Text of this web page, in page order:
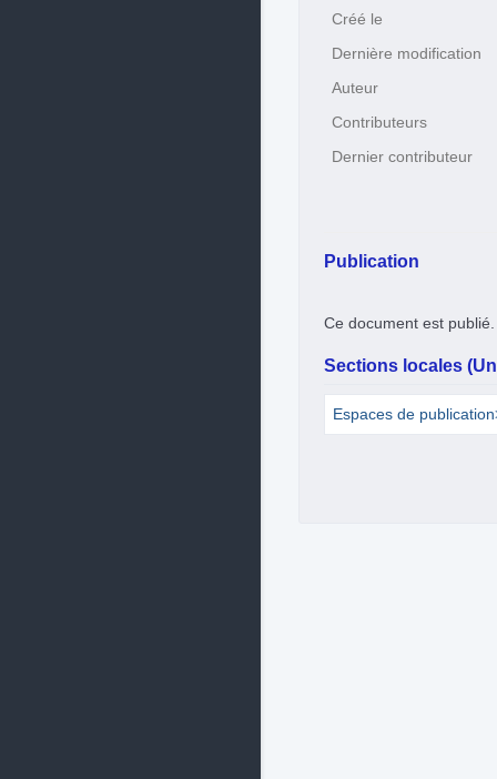
Créé le
Dernière modification
Auteur
Contributeurs
Dernier contributeur
Publication
Ce document est publié.
Sections locales
Espaces de